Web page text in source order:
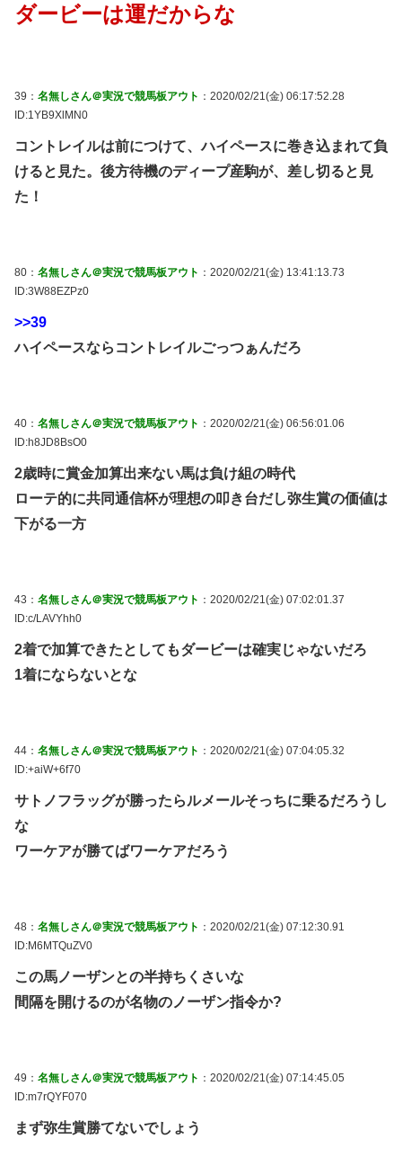
ダービーは運だからな
39： 名無しさん＠実況で競馬板アウト ：2020/02/21(金) 06:17:52.28
ID:1YB9XlMN0
コントレイルは前につけて、ハイペースに巻き込まれて負
けると見た。後方待機のディープ産駒が、差し切ると見
た！
80： 名無しさん＠実況で競馬板アウト ：2020/02/21(金) 13:41:13.73
ID:3W88EZPz0
>>39
ハイペースならコントレイルごっつぁんだろ
40： 名無しさん＠実況で競馬板アウト ：2020/02/21(金) 06:56:01.06
ID:h8JD8BsO0
2歳時に賞金加算出来ない馬は負け組の時代
ローテ的に共同通信杯が理想の叩き台だし弥生賞の価値は
下がる一方
43： 名無しさん＠実況で競馬板アウト ：2020/02/21(金) 07:02:01.37
ID:c/LAVYhh0
2着で加算できたとしてもダービーは確実じゃないだろ
1着にならないとな
44： 名無しさん＠実況で競馬板アウト ：2020/02/21(金) 07:04:05.32
ID:+aiW+6f70
サトノフラッグが勝ったらルメールそっちに乗るだろうし
な
ワーケアが勝てばワーケアだろう
48： 名無しさん＠実況で競馬板アウト ：2020/02/21(金) 07:12:30.91
ID:M6MTQuZV0
この馬ノーザンとの半持ちくさいな
間隔を開けるのが名物のノーザン指令か?
49： 名無しさん＠実況で競馬板アウト ：2020/02/21(金) 07:14:45.05
ID:m7rQYF070
まず弥生賞勝てないでしょう